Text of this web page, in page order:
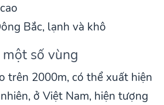
Bắc, lạnh và khô
số vùng
trên 2000m, có thể xuất hiện
ở Việt Nam, hiện tượng